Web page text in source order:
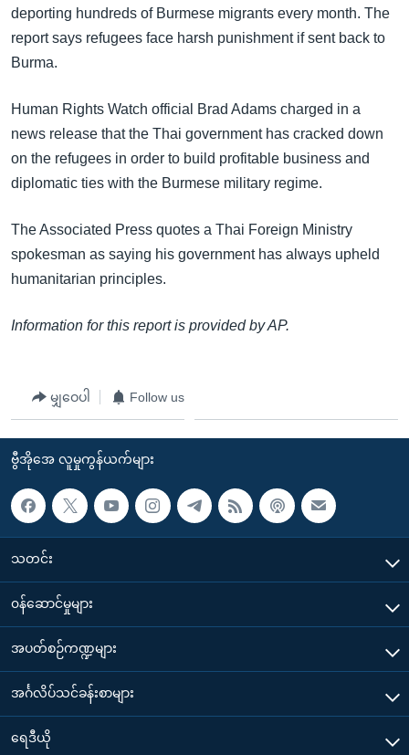
သို့
ကျော်
ကြည့်
ရှာဖွေ
ရန်
နေရာ
သို့
ရန်
ဗွီအိုအေ လူမှုကွန်ယက်များ
ဘာသာစကားများ
deporting hundreds of Burmese migrants every month. The
report says refugees face harsh punishment if sent back to
Burma.
Human Rights Watch official Brad Adams charged in a
news release that the Thai government has cracked down
on the refugees in order to build profitable business and
diplomatic ties with the Burmese military regime.
The Associated Press quotes a Thai Foreign Ministry
spokesman as saying his government has always upheld
humanitarian principles.
Information for this report is provided by AP.
မျှဝေပါ Follow us
ဗွီအိုအေ လူမှုကွန်ယက်များ
သတင်း
၀န်ဆောင်မှုများ
အပတ်စဉ်ကဏ္ဍများ
အင်္ဂလိပ်သင်ခန်းစာများ
ရေဒီယို